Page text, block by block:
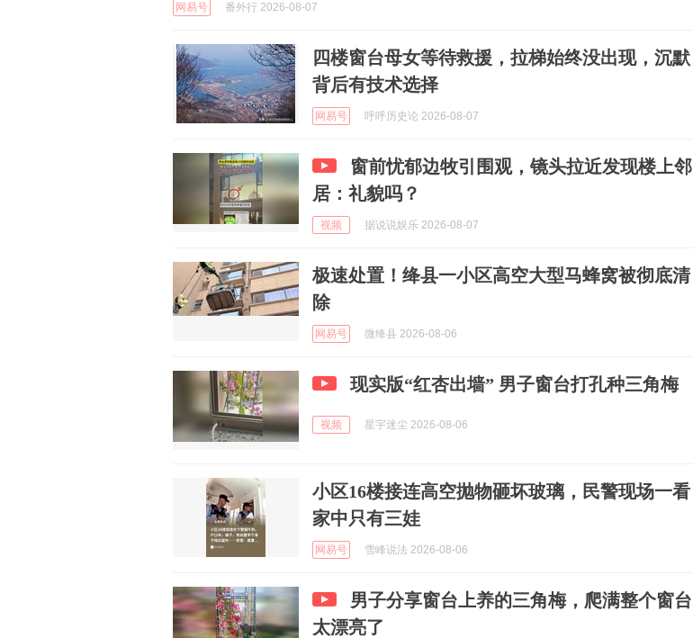
网易号 番外行 2026-08-07
四楼窗台母女等待救援，拉梯始终没出现，沉默
背后有技术选择
网易号 呼呼历史论 2026-08-07
窗前忧郁边牧引围观，镜头拉近发现楼上邻
居：礼貌吗？
视频 据说说娱乐 2026-08-07
极速处置！绛县一小区高空大型马蜂窝被彻底清
除
网易号 微绛县 2026-08-06
现实版“红杏出墙” 男子窗台打孔种三角梅
视频 星宇迷尘 2026-08-06
小区16楼接连高空抛物砸坏玻璃，民警现场一看
家中只有三娃
网易号 雪峰说法 2026-08-06
男子分享窗台上养的三角梅，爬满整个窗台
太漂亮了